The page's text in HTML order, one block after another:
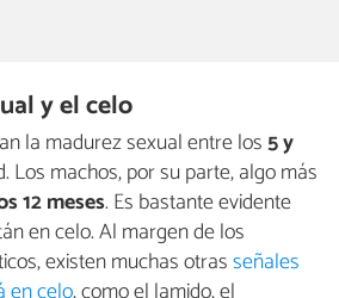
y el celo
la madurez sexual entre los5 y
Los machos, por su parte, algo más
12 meses. Es bastante evidente
en celo. Al margen de los
existen muchas otrasseñales